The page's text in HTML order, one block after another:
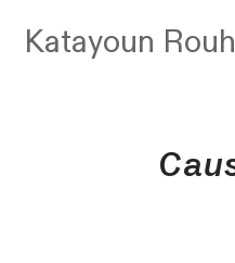
Katayoun